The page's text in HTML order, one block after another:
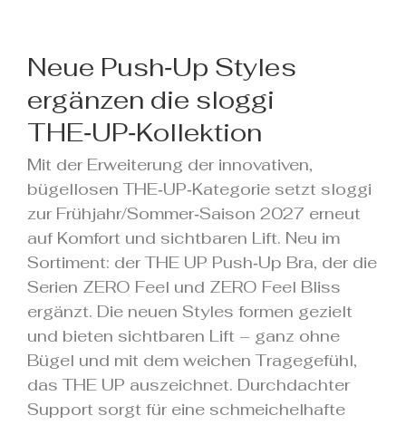
Neue Push‑Up Styles
ergänzen die sloggi
THE‑UP‑Kollektion
Mit der Erweiterung der innovativen,
bügellosen THE‑UP‑Kategorie setzt sloggi
zur Frühjahr/Sommer‑Saison 2027 erneut
auf Komfort und sichtbaren Lift. Neu im
Sortiment: der THE UP Push‑Up Bra, der die
Serien ZERO Feel und ZERO Feel Bliss
ergänzt. Die neuen Styles formen gezielt
und bieten sichtbaren Lift – ganz ohne
Bügel und mit dem weichen Tragegefühl,
das THE UP auszeichnet. Durchdachter
Support sorgt für eine schmeichelhafte